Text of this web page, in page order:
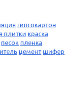
гипсокартон
плитки краска
песок пленка
цемент шифер